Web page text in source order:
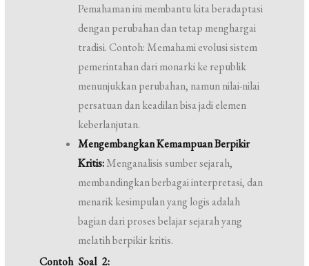
Pemahaman ini membantu kita beradaptasi
dengan perubahan dan tetap menghargai
tradisi. Contoh: Memahami evolusi sistem
pemerintahan dari monarki ke republik
menunjukkan perubahan, namun nilai-nilai
persatuan dan keadilan bisa jadi elemen
keberlanjutan.
Mengembangkan Kemampuan Berpikir
Kritis:Menganalisis sumber sejarah,
membandingkan berbagai interpretasi, dan
menarik kesimpulan yang logis adalah
bagian dari proses belajar sejarah yang
melatih berpikir kritis.
Contoh Soal 2: